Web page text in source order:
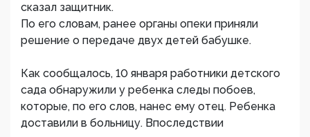
сказал защитник.
По его словам, ранее органы опеки приняли
решение о передаче двух детей бабушке.
Как сообщалось, 10 января работники детского
сада обнаружили у ребенка следы побоев,
которые, по его слов, нанес ему отец. Ребенка
доставили в больницу. Впоследствии